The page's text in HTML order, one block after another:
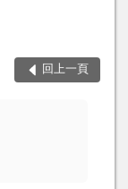
回上一頁